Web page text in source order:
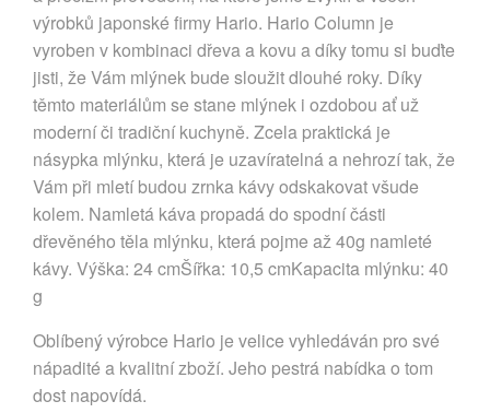
výrobků japonské firmy Hario. Hario Column je
vyroben v kombinaci dřeva a kovu a díky tomu si buďte
jisti, že Vám mlýnek bude sloužit dlouhé roky. Díky
těmto materiálům se stane mlýnek i ozdobou ať už
moderní či tradiční kuchyně. Zcela praktická je
násypka mlýnku, která je uzavíratelná a nehrozí tak, že
Vám při mletí budou zrnka kávy odskakovat všude
kolem. Namletá káva propadá do spodní části
dřevěného těla mlýnku, která pojme až 40g namleté
kávy. Výška: 24 cmŠířka: 10,5 cmKapacita mlýnku: 40
g
Oblíbený výrobce Hario je velice vyhledáván pro své
nápadité a kvalitní zboží. Jeho pestrá nabídka o tom
dost napovídá.